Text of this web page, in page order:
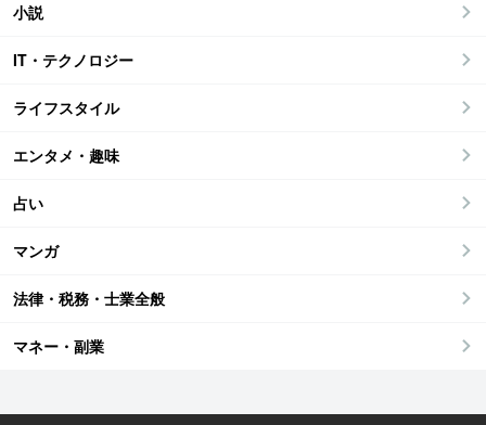
小説
IT・テクノロジー
ライフスタイル
エンタメ・趣味
占い
マンガ
法律・税務・士業全般
マネー・副業